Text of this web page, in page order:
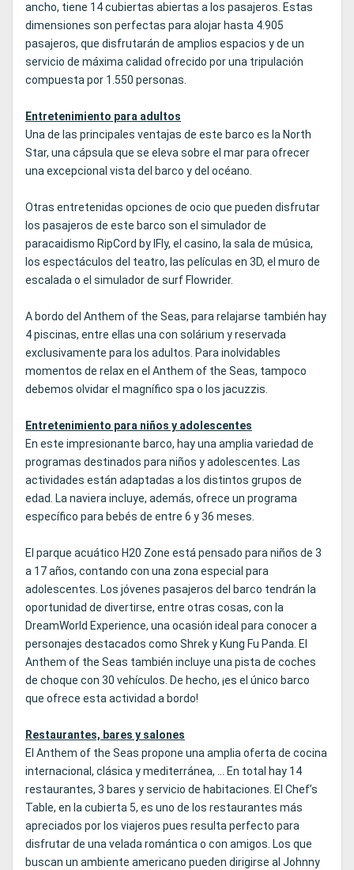
ancho, tiene 14 cubiertas abiertas a los pasajeros. Estas
dimensiones son perfectas para alojar hasta 4.905
pasajeros, que disfrutarán de amplios espacios y de un
servicio de máxima calidad ofrecido por una tripulación
compuesta por 1.550 personas.
Entretenimiento para adultos
Una de las principales ventajas de este barco es la North
Star, una cápsula que se eleva sobre el mar para ofrecer
una excepcional vista del barco y del océano.
Otras entretenidas opciones de ocio que pueden disfrutar
los pasajeros de este barco son el simulador de
paracaidismo RipCord by IFly, el casino, la sala de música,
los espectáculos del teatro, las películas en 3D, el muro de
escalada o el simulador de surf Flowrider.
A bordo del Anthem of the Seas, para relajarse también hay
4 piscinas, entre ellas una con solárium y reservada
exclusivamente para los adultos. Para inolvidables
momentos de relax en el Anthem of the Seas, tampoco
debemos olvidar el magnífico spa o los jacuzzis.
Entretenimiento para niños y adolescentes
En este impresionante barco, hay una amplia variedad de
programas destinados para niños y adolescentes. Las
actividades están adaptadas a los distintos grupos de
edad. La naviera incluye, además, ofrece un programa
específico para bebés de entre 6 y 36 meses.
El parque acuático H20 Zone está pensado para niños de 3
a 17 años, contando con una zona especial para
adolescentes. Los jóvenes pasajeros del barco tendrán la
oportunidad de divertirse, entre otras cosas, con la
DreamWorld Experience, una ocasión ideal para conocer a
personajes destacados como Shrek y Kung Fu Panda. El
Anthem of the Seas también incluye una pista de coches
de choque con 30 vehículos. De hecho, ¡es el único barco
que ofrece esta actividad a bordo!
Restaurantes, bares y salones
El Anthem of the Seas propone una amplia oferta de cocina
internacional, clásica y mediterránea, ... En total hay 14
restaurantes, 3 bares y servicio de habitaciones. El Chef’s
Table, en la cubierta 5, es uno de los restaurantes más
apreciados por los viajeros pues resulta perfecto para
disfrutar de una velada romántica o con amigos. Los que
buscan un ambiente americano pueden dirigirse al Johnny